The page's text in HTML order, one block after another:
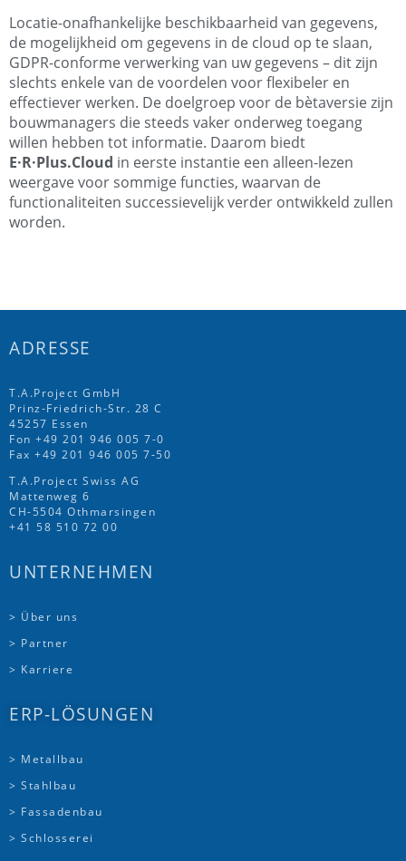
Locatie-onafhankelijke beschikbaarheid van gegevens,
de mogelijkheid om gegevens in de cloud op te slaan,
GDPR-conforme verwerking van uw gegevens – dit zijn
slechts enkele van de voordelen voor flexibeler en
effectiever werken. De doelgroep voor de bètaversie zijn
bouwmanagers die steeds vaker onderweg toegang
willen hebben tot informatie. Daarom biedt
E·R·Plus.Cloud in eerste instantie een alleen-lezen
weergave voor sommige functies, waarvan de
functionaliteiten successievelijk verder ontwikkeld zullen
worden.
ADRESSE
T.A.Project GmbH
Prinz-Friedrich-Str. 28 C
45257 Essen
Fon +49 201 946 005 7-0
Fax +49 201 946 005 7-50
T.A.Project Swiss AG
Mattenweg 6
CH-5504 Othmarsingen
+41 58 510 72 00
UNTERNEHMEN
> Über uns
> Partner
> Karriere
ERP-LÖSUNGEN
> Metallbau
> Stahlbau
> Fassadenbau
> Schlosserei